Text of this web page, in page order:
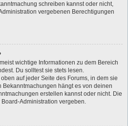
schreiben kannst oder nicht,
vergebenen Berechtigungen
wichtige Informationen zu dem Bereich
Du solltest sie stets lesen.
auf jeder Seite des Forums, in dem sie
hängt es von deinen
erstellen kannst oder nicht. Die
Administration vergeben.